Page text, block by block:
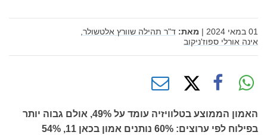
01 במאי 2024 | מאת: ד"ר תהילה שוורץ אלטשולר,
אינה אורלי ספוז'ניקוב
האמון הממוצע בטלוויזיה עומד על 49%, אולם גבוה יותר
בפילוח לפי ערוצים: 60% נותנים אמון בכאן 11, 54%